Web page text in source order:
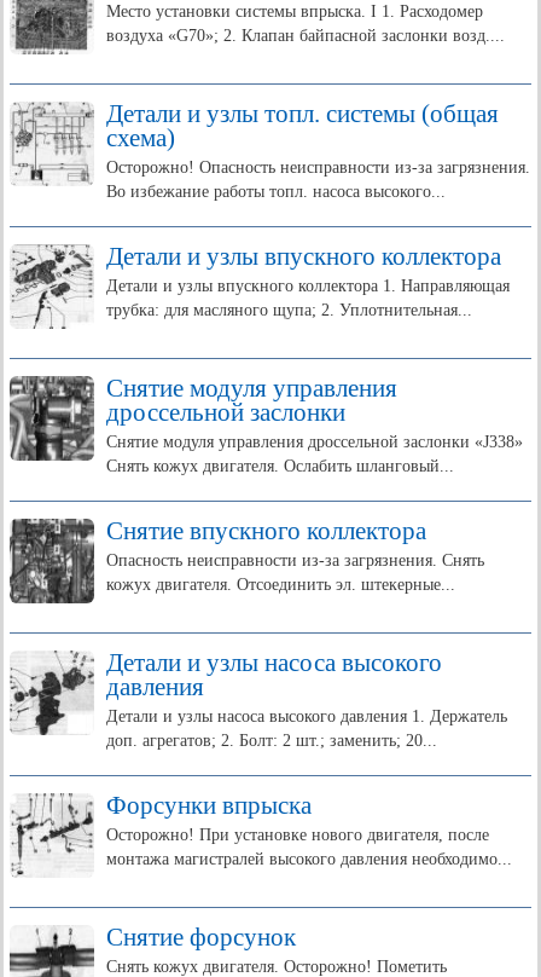
Место установки системы впрыска. I 1. Расходомер
воздуха «G70»; 2. Клапан байпасной заслонки возд....
Детали и узлы топл. системы (общая
схема)
Осторожно! Опасность неисправности из-за загрязнения.
Во избежание работы топл. насоса высокого...
Детали и узлы впускного коллектора
Детали и узлы впускного коллектора 1. Направляющая
трубка: для масляного щупа; 2. Уплотнительная...
Снятие модуля управления
дроссельной заслонки
Снятие модуля управления дроссельной заслонки «J338»
Снять кожух двигателя. Ослабить шланговый...
Снятие впускного коллектора
Опасность неисправности из-за загрязнения. Снять
кожух двигателя. Отсоединить эл. штекерные...
Детали и узлы насоса высокого
давления
Детали и узлы насоса высокого давления 1. Держатель
доп. агрегатов; 2. Болт: 2 шт.; заменить; 20...
Форсунки впрыска
Осторожно! При установке нового двигателя, после
монтажа магистралей высокого давления необходимо...
Снятие форсунок
Снять кожух двигателя. Осторожно! Пометить